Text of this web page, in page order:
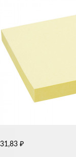
31,83 ₽